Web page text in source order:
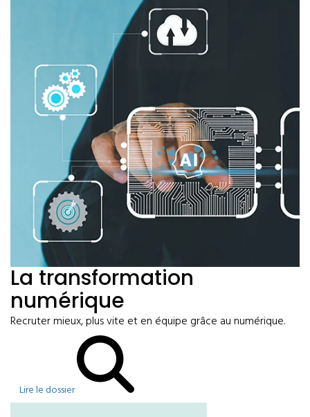
La transformation
numérique
Recruter mieux, plus vite et en équipe grâce au numérique.
Lire le dossier